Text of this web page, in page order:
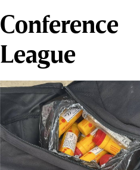
Conference
League